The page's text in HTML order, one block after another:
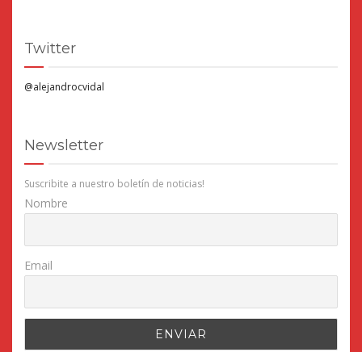
Twitter
@alejandrocvidal
Newsletter
Suscribite a nuestro boletín de noticias!
Nombre
Email